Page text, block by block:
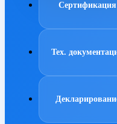
Сертификация
Тех.